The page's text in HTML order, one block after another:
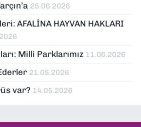
25.06.2026
AFALİNA HAYVAN HAKLARI
Milli Parklarımız 11.06.2026
21.05.2026
var? 14.05.2026